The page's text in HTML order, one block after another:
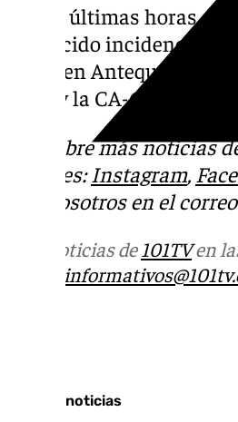
En las últimas horas de
producido incidencias
N-431 en Antequera;
Jerez y la CA-6105 en
Descubre más noticias
sociales: Instagram,
con nosotros en el correo
Más noticias de 101TVen
Últimas noticias